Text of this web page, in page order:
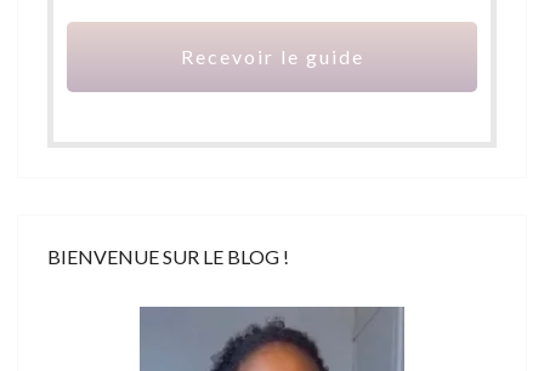
Recevoir le guide
BIENVENUE SUR LE BLOG !